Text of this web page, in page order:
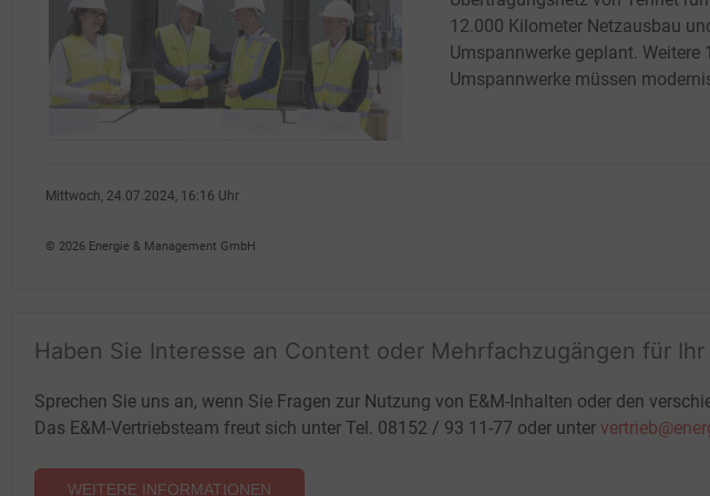
12.000 Kilometer Netzausbau
Umspannwerke geplant. Weitere
Umspannwerke müssen
Mittwoch, 24.07.2024, 16:16 Uhr
© 2026 Energie & Management GmbH
Haben Sie Interesse an Content oder Mehrfachzugängen für
Sprechen Sie uns an, wenn Sie Fragen zur Nutzung von E&M-Inhalten oder den
Das E&M-Vertriebsteam freut sich unter Tel. 08152 / 93 11-77 oder unter
WEITERE INFORMATIONEN